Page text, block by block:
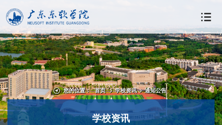
您的位置： 首页 > 学校资讯 > 通知公告
学校资讯